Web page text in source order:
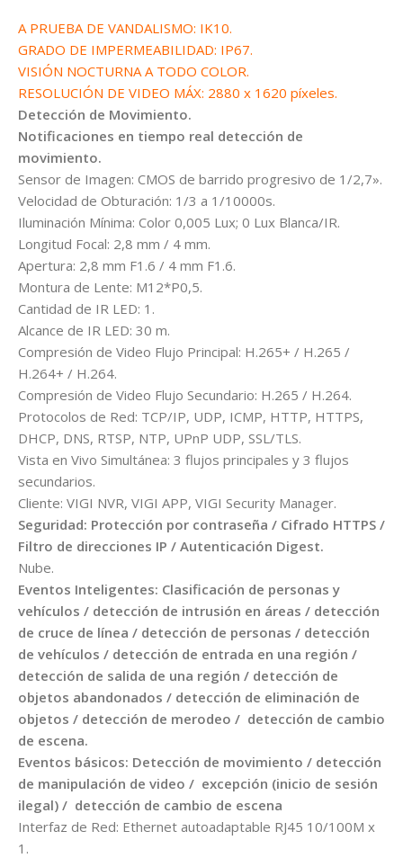
A PRUEBA DE VANDALISMO: IK10.
GRADO DE IMPERMEABILIDAD: IP67.
VISIÓN NOCTURNA A TODO COLOR.
RESOLUCIÓN DE VIDEO MÁX: 2880 x 1620 píxeles.
Detección de Movimiento.
Notificaciones en tiempo real detección de
movimiento.
Sensor de Imagen: CMOS de barrido progresivo de 1/2,7».
Velocidad de Obturación: 1/3 a 1/10000s.
Iluminación Mínima: Color 0,005 Lux; 0 Lux Blanca/IR.
Longitud Focal: 2,8 mm / 4 mm.
Apertura: 2,8 mm F1.6 / 4 mm F1.6.
Montura de Lente: M12*P0,5.
Cantidad de IR LED: 1.
Alcance de IR LED: 30 m.
Compresión de Video Flujo Principal: H.265+ / H.265 /
H.264+ / H.264.
Compresión de Video Flujo Secundario: H.265 / H.264.
Protocolos de Red: TCP/IP, UDP, ICMP, HTTP, HTTPS,
DHCP, DNS, RTSP, NTP, UPnP UDP, SSL/TLS.
Vista en Vivo Simultánea: 3 flujos principales y 3 flujos
secundarios.
Cliente: VIGI NVR, VIGI APP, VIGI Security Manager.
Seguridad: Protección por contraseña / Cifrado HTTPS /
Filtro de direcciones IP / Autenticación Digest.
Nube.
Eventos Inteligentes: Clasificación de personas y
vehículos / detección de intrusión en áreas / detección
de cruce de línea / detección de personas / detección
de vehículos / detección de entrada en una región /
detección de salida de una región / detección de
objetos abandonados / detección de eliminación de
objetos / detección de merodeo / detección de cambio
de escena.
Eventos básicos: Detección de movimiento / detección
de manipulación de video / excepción (inicio de sesión
ilegal) / detección de cambio de escena
Interfaz de Red: Ethernet autoadaptable RJ45 10/100M x
1.